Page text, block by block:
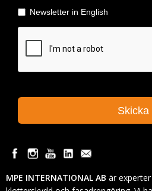
MPE INTERNATIONAL AB är